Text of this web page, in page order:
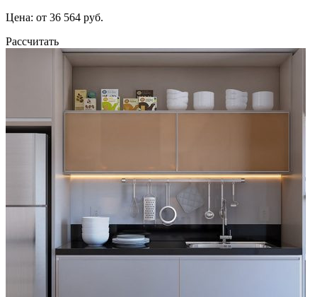
Цена: от 36 564 руб.
Рассчитать